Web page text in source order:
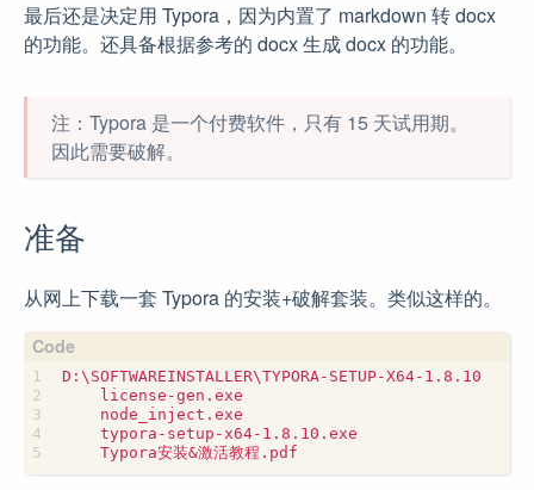
最后还是决定用 Typora，因为内置了 markdown 转 docx
的功能。还具备根据参考的 docx 生成 docx 的功能。
注：Typora 是一个付费软件，只有 15 天试用期。
因此需要破解。
准备
从网上下载一套 Typora 的安装+破解套装。类似这样的。